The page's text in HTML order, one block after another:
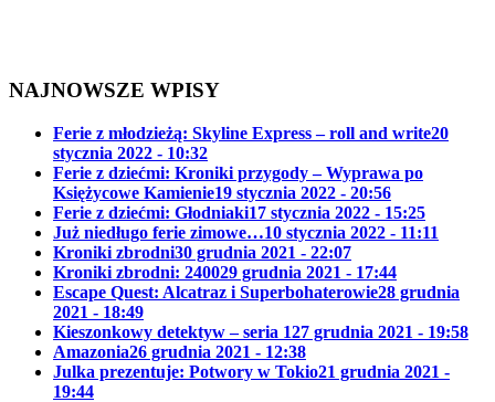
NAJNOWSZE WPISY
Ferie z młodzieżą: Skyline Express – roll and write20
stycznia 2022 - 10:32
Ferie z dziećmi: Kroniki przygody – Wyprawa po
Księżycowe Kamienie19 stycznia 2022 - 20:56
Ferie z dziećmi: Głodniaki17 stycznia 2022 - 15:25
Już niedługo ferie zimowe…10 stycznia 2022 - 11:11
Kroniki zbrodni30 grudnia 2021 - 22:07
Kroniki zbrodni: 240029 grudnia 2021 - 17:44
Escape Quest: Alcatraz i Superbohaterowie28 grudnia
2021 - 18:49
Kieszonkowy detektyw – seria 127 grudnia 2021 - 19:58
Amazonia26 grudnia 2021 - 12:38
Julka prezentuje: Potwory w Tokio21 grudnia 2021 -
19:44